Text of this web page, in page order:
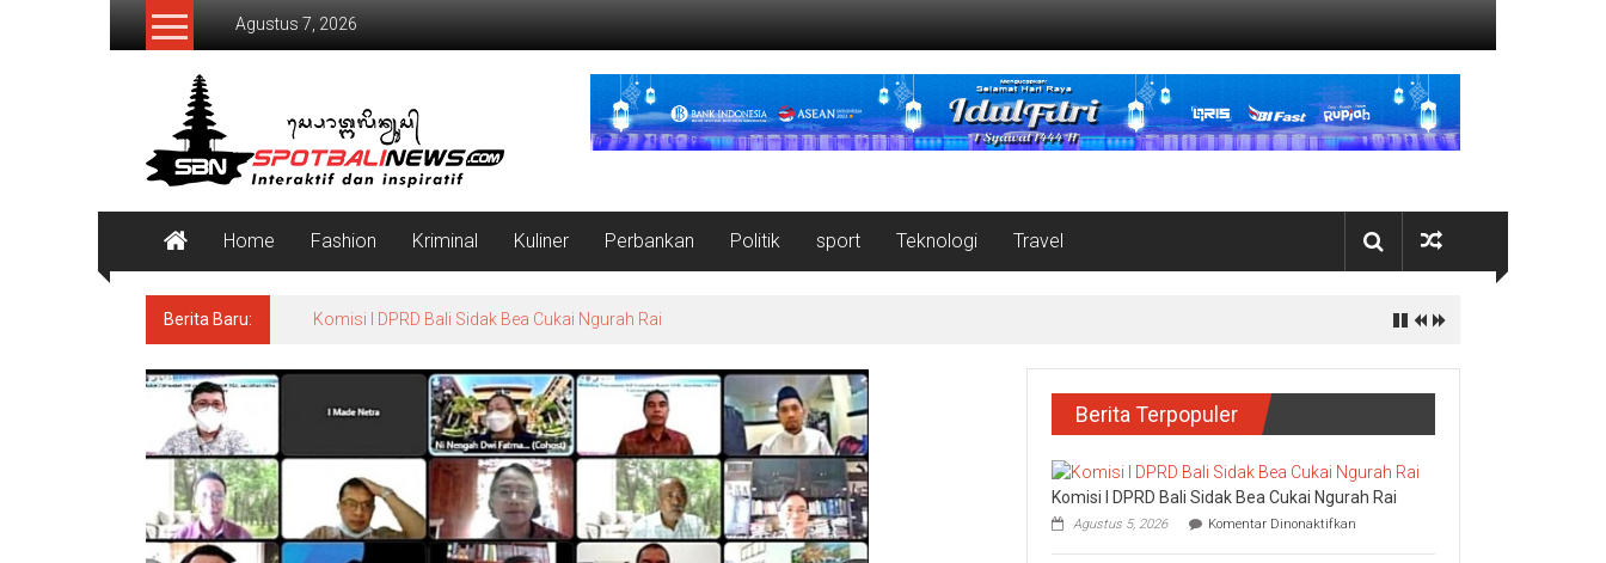
Lompat
Agustus 7, 2026
SpotBaliNews
Home Fashion Kriminal Kuliner Perbankan Politik sport Teknologi Travel
Berita Baru: Komisi I DPRD Bali Sidak Bea Cukai Ngurah Rai
Berita Terpopuler
Komisi I DPRD Bali Sidak Bea Cukai Ngurah Rai
Agustus 5, 2026 Komentar Dinonaktifkan
I